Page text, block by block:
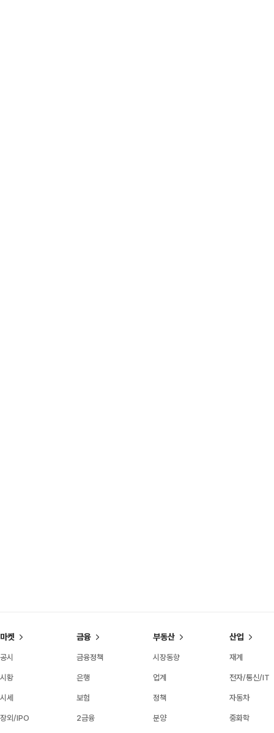
마켓
공시
시황
시세
장외/IPO
금융
금융정책
은행
보험
2금융
부동산
시장동향
업계
정책
분양
산업
재계
전자/통신/IT
자동차
중화학